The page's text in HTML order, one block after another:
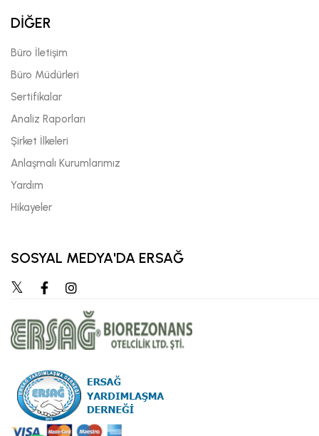
DİĞER
Büro İletişim
Büro Müdürleri
Sertifikalar
Analiz Raporları
Şirket İlkeleri
Anlaşmalı Kurumlarımız
Yardım
Hikayeler
SOSYAL MEDYA'DA ERSAĞ